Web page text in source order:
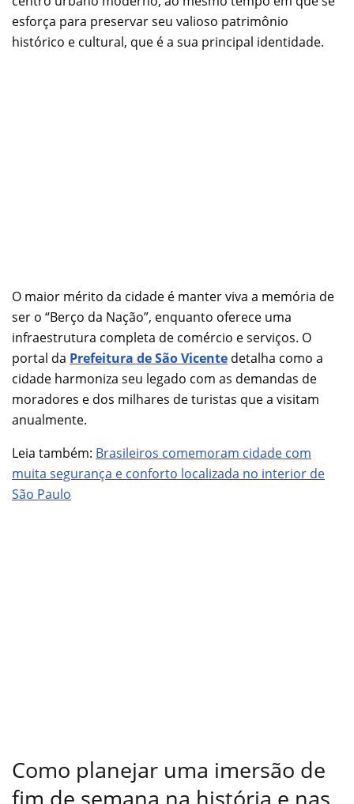
esforça para preservar seu valioso patrimônio
histórico e cultural, que é a sua principal identidade.
O maior mérito da cidade é manter viva a memória de
ser o “Berço da Nação”, enquanto oferece uma
infraestrutura completa de comércio e serviços. O
portal da Prefeitura de São Vicente detalha como a
cidade harmoniza seu legado com as demandas de
moradores e dos milhares de turistas que a visitam
anualmente.
Leia também: Brasileiros comemoram cidade com
muita segurança e conforto localizada no interior de
São Paulo
Como planejar uma imersão de